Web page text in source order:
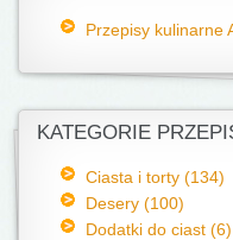
Przepisy kulinarne
KATEGORIE
Ciasta i torty (134)
Desery (100)
Dodatki do ciast (6)